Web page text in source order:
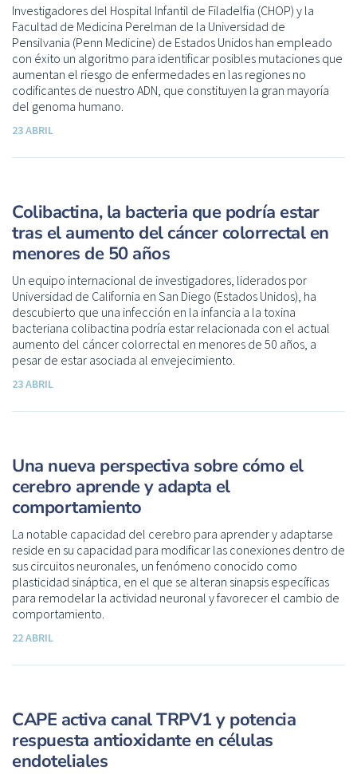
Investigadores del Hospital Infantil de Filadelfia (CHOP) y la
Facultad de Medicina Perelman de la Universidad de
Pensilvania (Penn Medicine) de Estados Unidos han empleado
con éxito un algoritmo para identificar posibles mutaciones que
aumentan el riesgo de enfermedades en las regiones no
codificantes de nuestro ADN, que constituyen la gran mayoría
del genoma humano.
23 ABRIL
Colibactina, la bacteria que podría estar
tras el aumento del cáncer colorrectal en
menores de 50 años
Un equipo internacional de investigadores, liderados por
Universidad de California en San Diego (Estados Unidos), ha
descubierto que una infección en la infancia a la toxina
bacteriana colibactina podría estar relacionada con el actual
aumento del cáncer colorrectal en menores de 50 años, a
pesar de estar asociada al envejecimiento.
23 ABRIL
Una nueva perspectiva sobre cómo el
cerebro aprende y adapta el
comportamiento
La notable capacidad del cerebro para aprender y adaptarse
reside en su capacidad para modificar las conexiones dentro de
sus circuitos neuronales, un fenómeno conocido como
plasticidad sináptica, en el que se alteran sinapsis específicas
para remodelar la actividad neuronal y favorecer el cambio de
comportamiento.
22 ABRIL
CAPE activa canal TRPV1 y potencia
respuesta antioxidante en células
endoteliales